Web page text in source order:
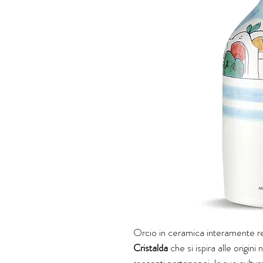
Orcio in ceramica interamente
Cristalda che si ispira alle